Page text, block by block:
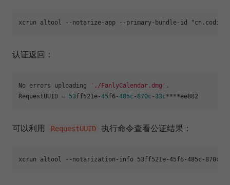
xcrun altool --notarize-app --primary-bundle-id
认证返回：
No errors uploading './FanlyCalendar.dmg' .
RequestUUID = 53ff521e-45f6-485c - 870c - 33c****
可以利用 RequestUUID 执行命令查看公证结果：
xcrun altool --notarization-info 53ff521e-45f6-485c-870c-